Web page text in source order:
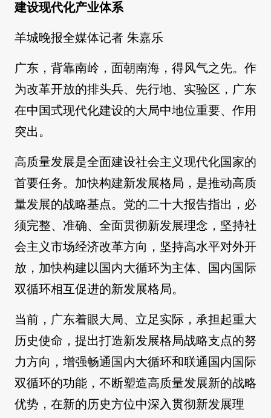
建设现代化产业体系
羊城晚报全媒体记者 朱嘉乐
广东，背靠南岭，面朝南海，得风气之先。作
为改革开放的排头兵、先行地、实验区，广东
在中国式现代化建设的大局中地位重要、作用
突出。
高质量发展是全面建设社会主义现代化国家的
首要任务。加快构建新发展格局，是推动高质
量发展的战略基点。党的二十大报告指出，必
须完整、准确、全面贯彻新发展理念，坚持社
会主义市场经济改革方向，坚持高水平对外开
放，加快构建以国内大循环为主体、国内国际
双循环相互促进的新发展格局。
当前，广东着眼大局、立足实际，承担起重大
历史使命，提出打造新发展格局战略支点的努
力方向，增强畅通国内大循环和联通国内国际
双循环的功能，不断塑造高质量发展新的战略
优势，在新的历史方位中深入贯彻新发展理